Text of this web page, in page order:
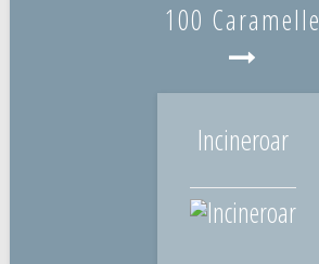
100 Caramelle
Incineroar